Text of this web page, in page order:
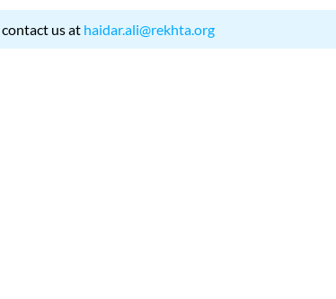
us at haidar.ali@rekhta.org